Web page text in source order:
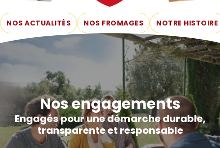
NOS ACTUALITÉS NOS FROMAGES NOTRE HISTOIRE
Nos engagements
Engagés pour une démarche durable,
transparente et responsable